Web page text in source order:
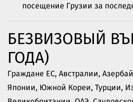
посещение Грузии за
БЕЗВИЗОВЫЙ
ГОДА)
Граждане ЕС, Австралии,
Японии, Южной Кореи, Турции,